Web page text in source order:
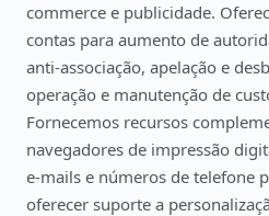
commerce e publicidade.
contas para aumento de
anti-associação, apelação e
operação e manutenção de
Fornecemos recursos
navegadores de impressão
e-mails e números de telefone
oferecer suporte a